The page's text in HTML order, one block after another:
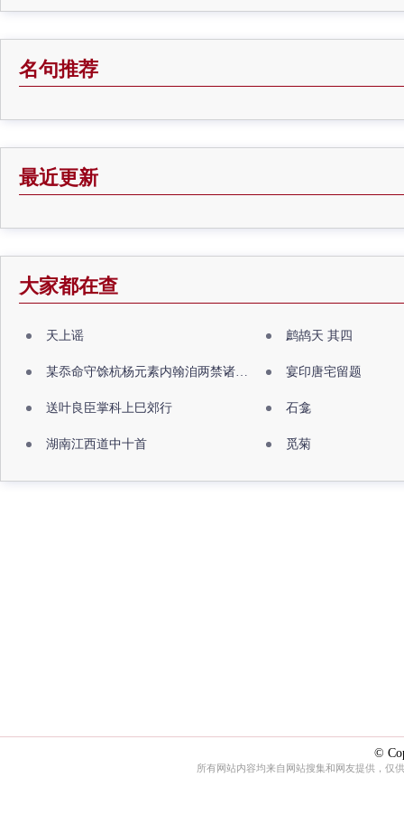
名句推荐
最近更新
大家都在查
天上谣 鹧鸪天 其四
某忝命守馀杭杨元素内翰洎两禁诸公出祖佛寺 宴印唐宅留题
送叶良臣掌科上巳郊行 石龛
湖南江西道中十首 觅菊
©
所有网站内容均来自网站搜集和网友提供，仅